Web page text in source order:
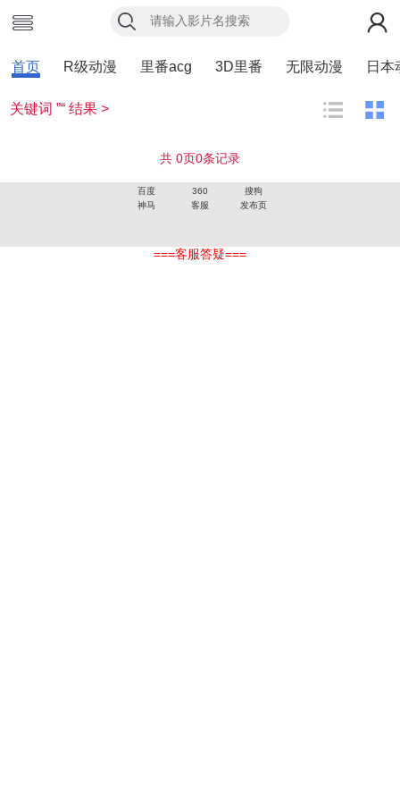
首页 R级动漫 里番acg 3D里番 无限动漫 日本
关键词 ”“ 结果 >
共 0页0条记录
百度 360
搜狗
神马
客服 发布页
===客服答疑===